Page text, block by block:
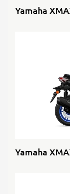
Yamaha
Yamaha